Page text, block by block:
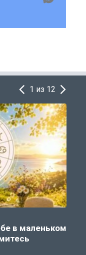
1 из 12
в маленьком